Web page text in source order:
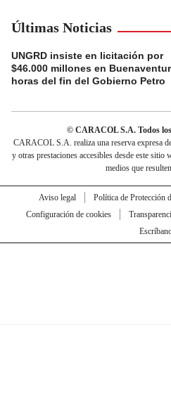
Últimas Noticias
UNGRD insiste en licitación por
$46.000 millones en
horas del fin del Gobierno Petro
© CARACOL S.A. Todos
CARACOL S.A. realiza una reserva expresa
y otras prestaciones accesibles desde este sitio
medios que
Aviso legal Política de Protección
Configuración de cookies